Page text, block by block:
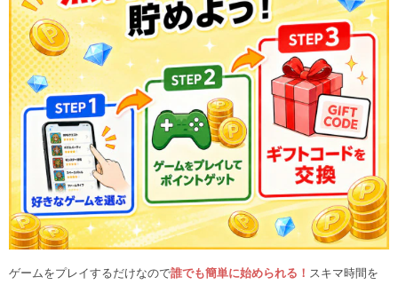
ゲームをプレイするだけなので誰でも簡単に始められる！ スキマ時間を